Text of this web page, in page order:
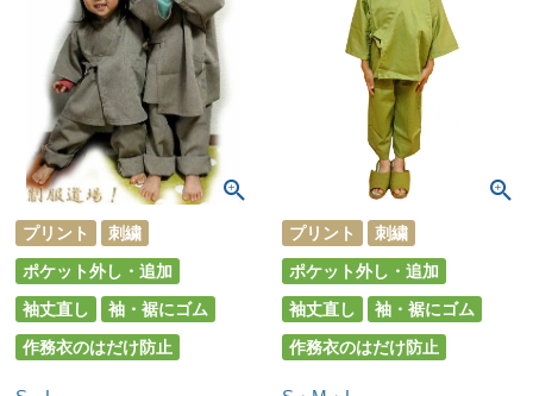
プリント
刺繍
ポケット外し・追加
袖丈直し
袖・裾にゴム
作務衣のはだけ防止
プリント
刺繍
ポケット外し・追加
袖丈直し
袖・裾にゴム
作務衣のはだけ防止